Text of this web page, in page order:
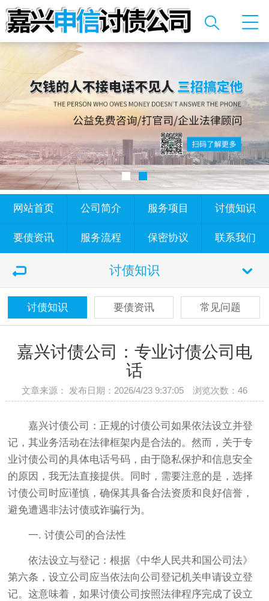
网站首页 公司简介 服务项目 讨债知识
要债资讯 服务流程 保密协议 联系我们
讨债知识
讨债知识 要债资讯 常见问题
嘉兴讨债公司：专业讨债公司电
话
文章来源： 发布日期：2026/4/23 9:37:05 浏览次数： 46
嘉兴讨债公司：正规的讨债公司如果依法设立并登
记，其业务活动在法律框架内是合法的‌。然而，关于专
业讨债公司的具体电话号码，由于隐私保护和信息安全
的原因，我无法直接提供。同时，需要注意的是，选择
讨债公司时应谨慎，确保其具备合法资质和良好信誉，
避免遭遇非法讨债或诈骗行为。
一. ‌讨债公司的合法性‌
‌依法设立与登记‌：根据《中华人民共和国公司法》
第六条，设立公司应当依法向公司登记机关申请设立登
记。这意味着，如果讨债公司按照法律程序完成了设立